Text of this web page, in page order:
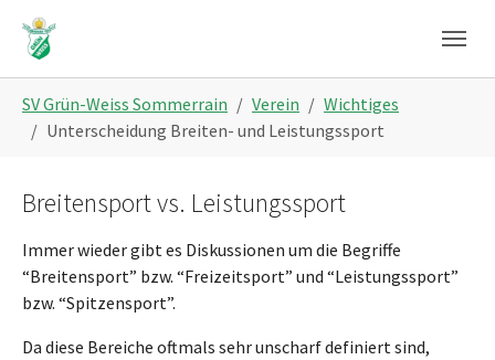
Skip to main navigation
Zum Hauptinhalt springen
Skip to page footer
SV Grün-Weiss Sommerrain Verein
Wichtiges
Unterscheidung Breiten- und Leistungssport
Breitensport vs. Leistungssport
Immer wieder gibt es Diskussionen um die Begriffe
“Breitensport” bzw. “Freizeitsport” und “Leistungssport”
bzw. “Spitzensport”.
Da diese Bereiche oftmals sehr unscharf definiert sind,